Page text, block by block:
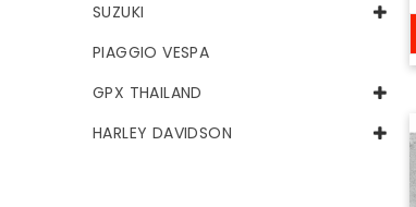
SUZUKI
PIAGGIO VESPA
GPX THAILAND
HARLEY DAVIDSON